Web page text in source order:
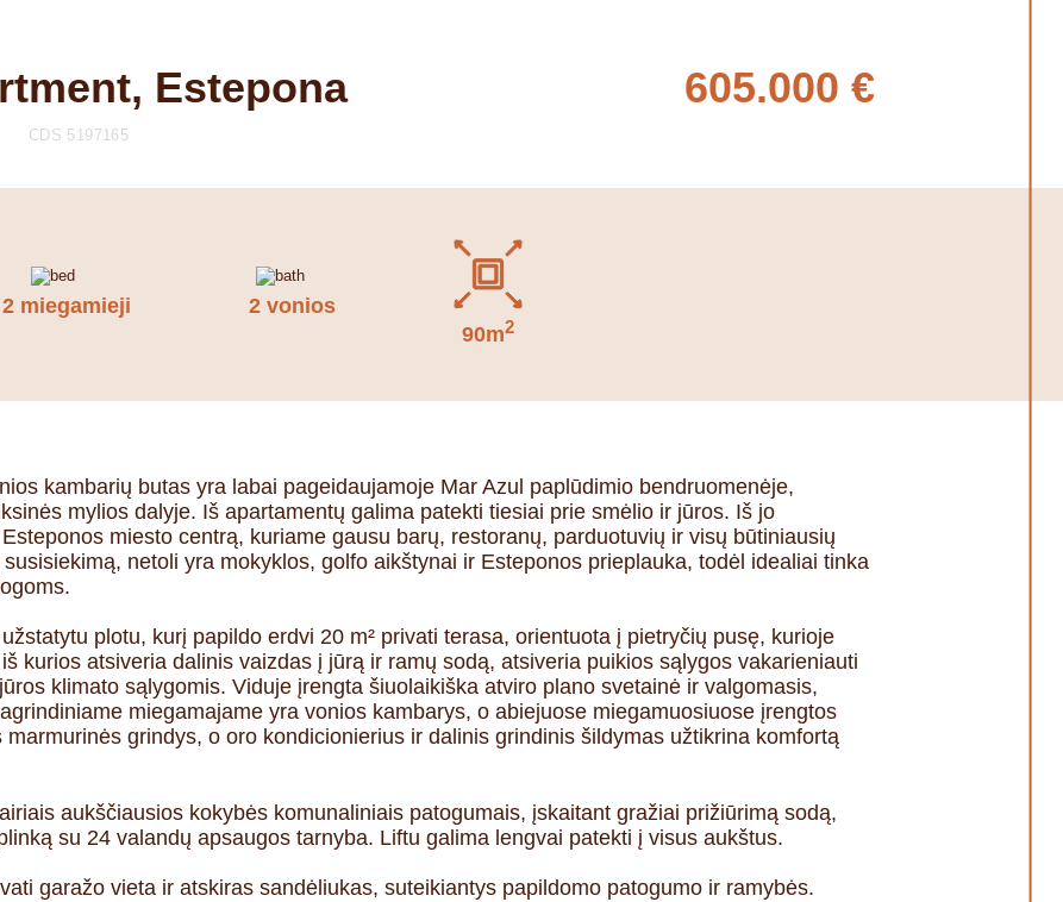
Estepona
CDS 5197165
605.000 €
2 miegamieji
2 vonios
90m2
kambarių butas yra labai pageidaujamoje Mar Azul paplūdimio bendruomenėje,
mylios dalyje. Iš apartamentų galima patekti tiesiai prie smėlio ir jūros. Iš jo
miesto centrą, kuriame gausu barų, restoranų, parduotuvių ir visų būtiniausių
netoli yra mokyklos, golfo aikštynai ir Esteponos prieplauka, todėl idealiai tinka
plotu, kurį papildo erdvi 20 m² privati terasa, orientuota į pietryčių pusę, kurioje
kurios atsiveria dalinis vaizdas į jūrą ir ramų sodą, atsiveria puikios sąlygos vakarieniauti
klimato sąlygomis. Viduje įrengta šiuolaikiška atviro plano svetainė ir valgomasis,
miegamajame yra vonios kambarys, o abiejuose miegamuosiuose įrengtos
grindys, o oro kondicionierius ir dalinis grindinis šildymas užtikrina komfortą
aukščiausios kokybės komunaliniais patogumais, įskaitant gražiai prižiūrimą sodą,
su 24 valandų apsaugos tarnyba. Liftu galima lengvai patekti į visus aukštus.
garažo vieta ir atskiras sandėliukas, suteikiantys papildomo patogumo ir ramybės.